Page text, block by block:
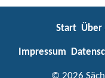
Start Über
Impressum